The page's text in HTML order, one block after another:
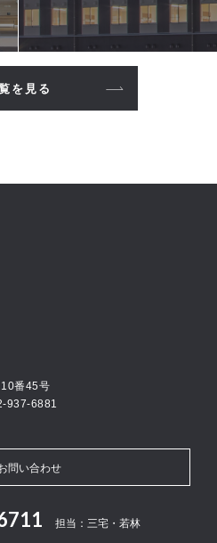
を見る
番45号
6881
問い合わせ
担当：三宅・若林